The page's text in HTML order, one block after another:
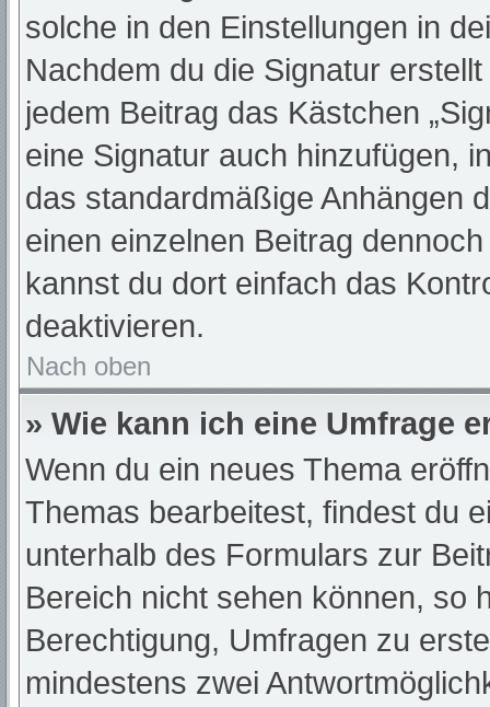
solche in den Einstellungen in
Nachdem du die Signatur
jedem Beitrag das Kästchen
eine Signatur auch hinzufügen,
das standardmäßige Anhängen
einen einzelnen Beitrag
kannst du dort einfach das
deaktivieren.
Nach oben
» Wie kann ich eine Umfrage
Wenn du ein neues Thema
Themas bearbeitest, findest du
unterhalb des Formulars zur
Bereich nicht sehen können, so
Berechtigung, Umfragen zu
mindestens zwei